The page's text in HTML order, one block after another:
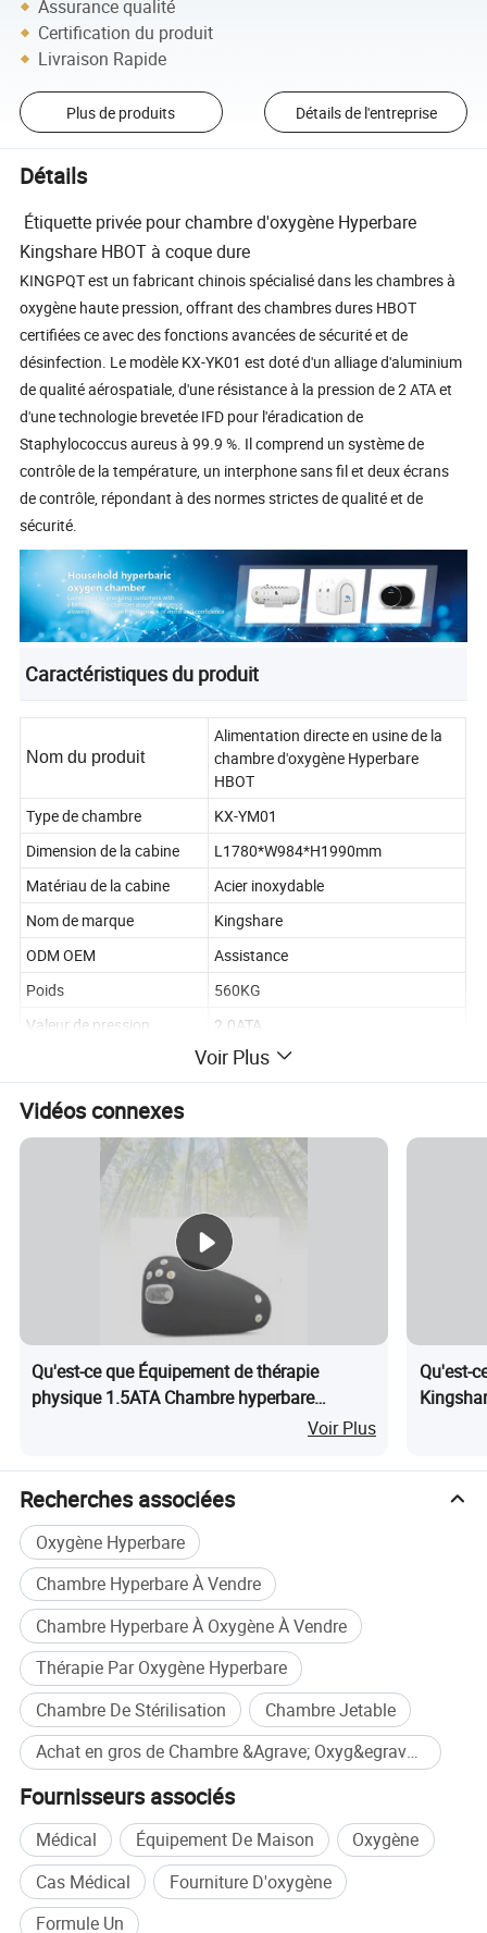
Assurance qualité
Certification du produit
Livraison Rapide
Plus de produits Détails de l'entreprise
Détails
Étiquette privée pour chambre d'oxygène Hyperbare
Kingshare HBOT à coque dure
KINGPQT est un fabricant chinois spécialisé dans les chambres à
oxygène haute pression, offrant des chambres dures HBOT
certifiées ce avec des fonctions avancées de sécurité et de
désinfection. Le modèle KX-YK01 est doté d'un alliage d'aluminium
de qualité aérospatiale, d'une résistance à la pression de 2 ATA et
d'une technologie brevetée IFD pour l'éradication de
Staphylococcus aureus à 99.9 %. Il comprend un système de
contrôle de la température, un interphone sans fil et deux écrans
de contrôle, répondant à des normes strictes de qualité et de
sécurité.
Caractéristiques du produit
Nom du produit
Alimentation directe en usine de la
chambre d'oxygène Hyperbare
HBOT
Type de chambre
KX-YM01
Dimension de la cabine
L1780*W984*H1990mm
Matériau de la cabine
Acier inoxydable
Nom de marque
Kingshare
ODM OEM
Assistance
Poids
560KG
Valeur de pression
2.0ATA
CE
Débit d'oxygène
10 L.
1 an
Accueil, salon de Spa, Centre sportif,
gymnase, extérieur, Clinique, Hôpital,
récupération
Description du produit
2. Fonction multiple : soutient la relaxation, la récupération
musculaire et le soulagement de stress.
3.équipement de production d'oxygène dans une seule unité
intégrée, nécessitant un espace minimal.
4.conceptions personnalisables : sur mesure pour le confort et le
style.
5.Construction de haute qualité : durable et facile à nettoyer.
6.utilisation facile : convient à une utilisation domestique et
professionnelle.
7.sièges électriques en cuir zéro gravité, pour un confort et un luxe
ultimes.
Voir Plus
Vidéos connexes
Qu'est-ce que Équipement de thérapie
physique 1.5ATA Chambre hyperbare
d'oxygène douce Hbot thérapie utilisation à
Voir Plus
Qu'est-
Recherches associées
Oxygène Hyperbare
Chambre Hyperbare À Vendre
Chambre Hyperbare À Oxygène À Vendre
Thérapie Par Oxygène Hyperbare
Chambre De Stérilisation
Chambre Jetable
Achat en gros de Chambre &Agrave; Oxyg&egrave;ne Hyperbare
Fournisseurs associés
Médical Équipement De Maison
Oxygène
Cas Médical
Fourniture D'oxygène
Formule Un